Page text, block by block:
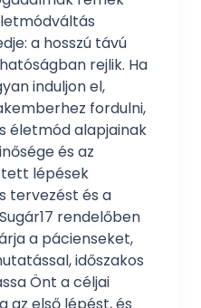
a hosszú távú
rejlik. Ha
induljon el,
fordulni,
életmód alapjainak
és az
lépések
tervezést és a
rendelőben
a pácienseket,
időszakos
Önt a céljai